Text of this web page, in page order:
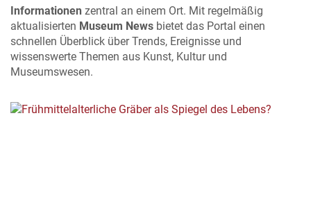
Informationen zentral an einem Ort. Mit regelmäßig
aktualisierten Museum News bietet das Portal einen
schnellen Überblick über Trends, Ereignisse und
wissenswerte Themen aus Kunst, Kultur und
Museumswesen.